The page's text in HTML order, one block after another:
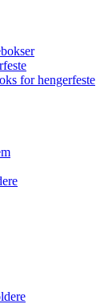
for hengerfeste